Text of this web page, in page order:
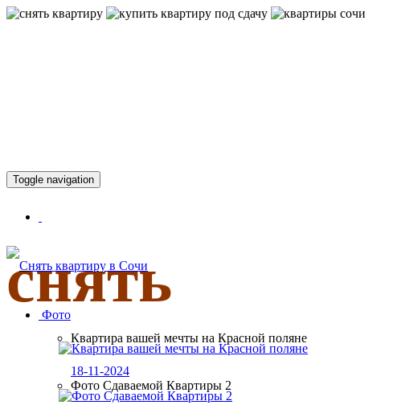
снять
Toggle navigation
Фото
Квартира вашей мечты на Красной поляне
18-11-2024
Фото Сдаваемой Квартиры 2